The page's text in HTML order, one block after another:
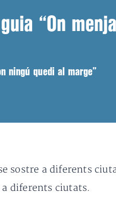
“On
ningú quedi al marge”
sostre a diferents
diferents ciutats.